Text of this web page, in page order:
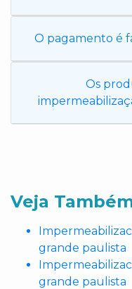
O pagamento é
Os
Veja
grande paulista
grande paulista